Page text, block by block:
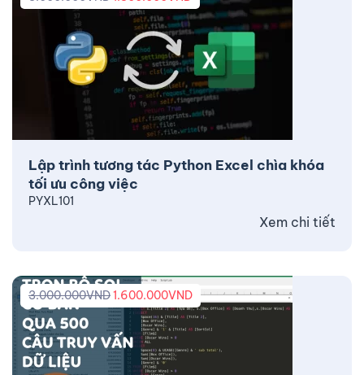
Lập trình tương tác Python Excel chìa khóa
tối ưu công việc
PYXL101
Xem chi tiết
3.000.000VND1.600.000VND